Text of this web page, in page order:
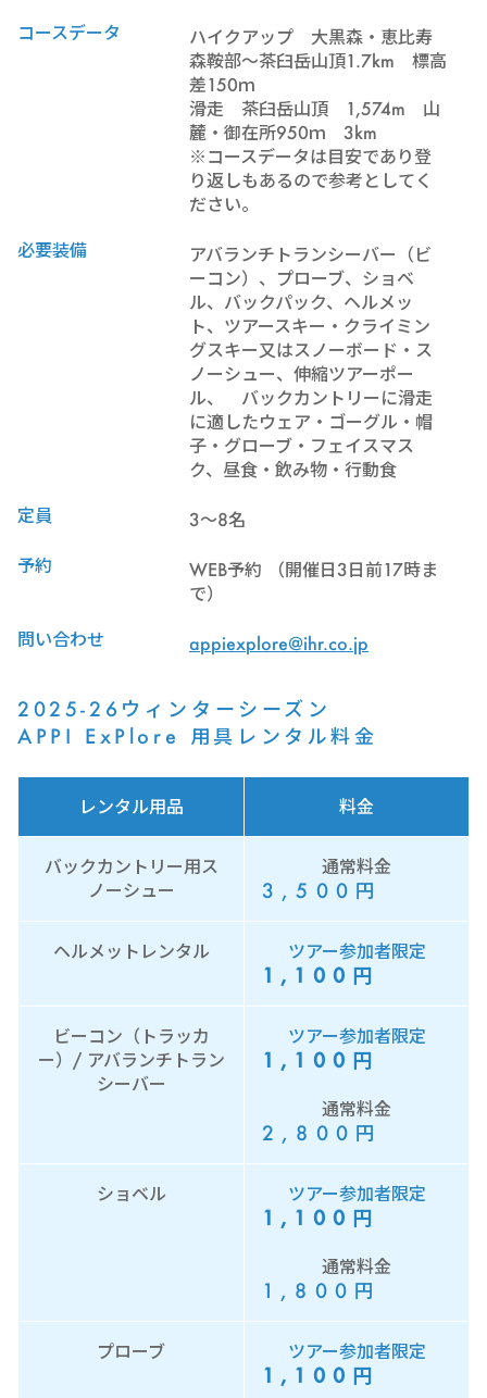
コースデータ
ハイクアップ 大黒森・恵比寿
森鞍部～茶臼岳山頂1.7km 標高
差150ｍ
滑走 茶臼岳山頂 1,574m 山
麓・御在所950ｍ 3km
※コースデータは目安であり登
り返しもあるので参考としてく
ださい。
必要装備
アバランチトランシーバー（ビ
ーコン）、プローブ、ショベ
ル、バックパック、ヘルメッ
ト、ツアースキー・クライミン
グスキー又はスノーボード・ス
ノーシュー、伸縮ツアーポー
ル、 バックカントリーに滑走
に適したウェア・ゴーグル・帽
子・グローブ・フェイスマス
ク、昼食・飲み物・行動食
定員
3～8名
予約
WEB予約 （開催日3日前17時ま
で）
問い合わせ
appiexplore@ihr.co.jp
2025-26ウィンターシーズン
APPI ExPlore 用具レンタル料金
レンタル用品 料金
バックカントリー用ス
ノーシュー
通常料金
3,500 円
ヘルメットレンタル ツアー参加者限定
1,100 円
ビーコン（トラッカ
ー）/ アバランチトラン
シーバー
ツアー参加者限定
1,100 円
通常料金
2,800 円
ショベル ツアー参加者限定
1,100 円
通常料金
1,800 円
プローブ ツアー参加者限定
1,100 円